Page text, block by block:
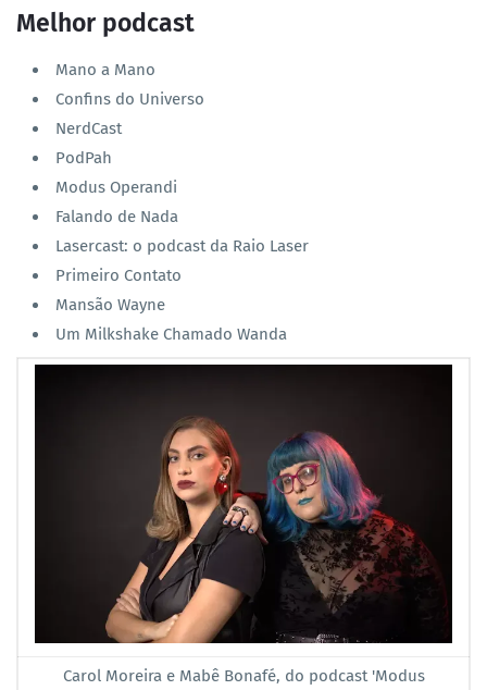
Melhor podcast
Mano a Mano
Confins do Universo
NerdCast
PodPah
Modus Operandi
Falando de Nada
Lasercast: o podcast da Raio Laser
Primeiro Contato
Mansão Wayne
Um Milkshake Chamado Wanda
Carol Moreira e Mabê Bonafé, do podcast 'Modus